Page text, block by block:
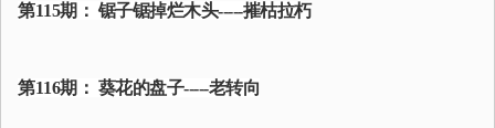
第115期： 锯子锯掉烂木头-----摧枯拉朽
第116期： 葵花的盘子-----老转向